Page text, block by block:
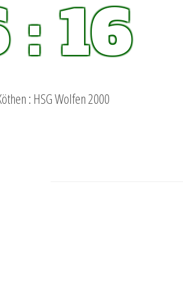
: 16
: HSG Wolfen 2000